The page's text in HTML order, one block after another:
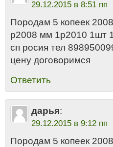
29.12.2015 в 8:51 пп
Породам 5 копеек
р2008 мм 1р2010 1шт
сп росия тел
цену договоримся
Ответить
дарья:
29.12.2015 в 9:12 пп
Породам 5 копеек